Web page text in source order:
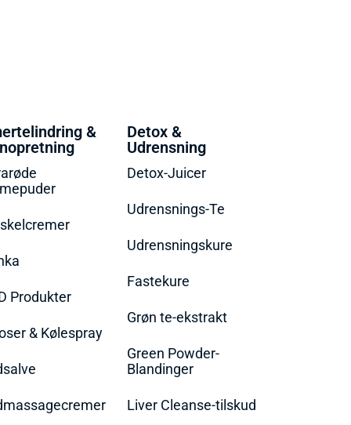
&
Produkter
& Kølespray
Detox &
Udrensning
Detox-Juicer
Udrensnings-Te
Udrensningskure
Fastekure
Grøn te-ekstrakt
Green Powder-
Blandinger
Liver Cleanse-tilskud